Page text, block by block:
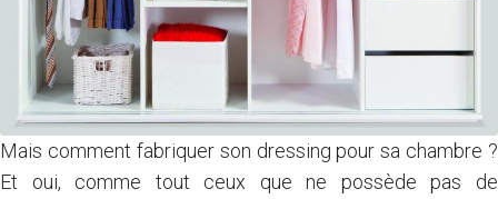
Mais comment fabriquerson dressing pour sa chambre ?
Et oui, comme tout ceux que ne possède pas de